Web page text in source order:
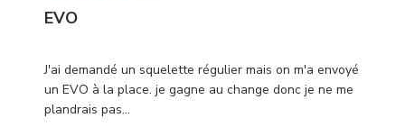
EVO
J'ai demandé un squelette régulier mais on m'a envoyé
un EVO à la place. je gagne au change donc je ne me
plandrais pas...